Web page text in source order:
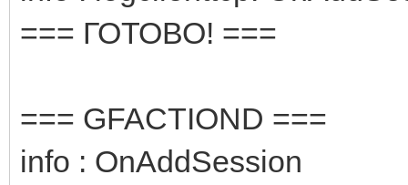
=== ГОТОВО! ===
=== GFACTIOND ===
info : OnAddSession